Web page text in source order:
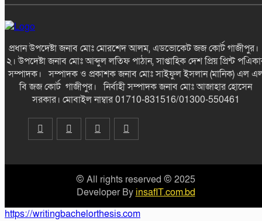
ছাতকে আলীগঞ্জ বাজারে সাবেক মেম্বার
আব্দুন নুরের উপর সন্ত্রাসী হামলায় প্রতিবাদ
সভা-গাজীপুর সংবাদ
জুলাই গন-অভ্যুত্থান দিবস উপলক্ষে চিত্রাঙ্কন
প্রতিযোগিতায় সাংবাদিক কন্যা নীলা ১ম স্হান
করেছে-গাজীপুর সংবাদ
আনন্দ উৎসব মুখর পরিবেশে মহাপ্রভুর
আখড়ায় পড়শীর ১২ তম জন্মদিন পালন-
গাজীপুর সংবাদ
প্রধান উপদেষ্টা জনাব মোঃ মোরশেদ আলম, এডভোকেট জজ কোর্ট
২। উপদেষ্টা জনাব মোঃ আব্দুল লতিফ পাঠান, সাপ্তাহিক দেশ প্রিয় প্রিন্ট
সম্পাদক। সম্পাদক ও প্রকাশক জনাব মোঃ সাইফুল ইসলান (মানিক) এল
বি জজ কোর্ট গাজীপুর। নির্বাহী সম্পাদক জনাব মোঃ আজাহার হোসেন
সরকার। মোবাইল নাম্বার 01710-831516/01300-550461
© All rights reserved © 2025
Developer By insafIT.com.bd
https://writingbachelorthesis.com